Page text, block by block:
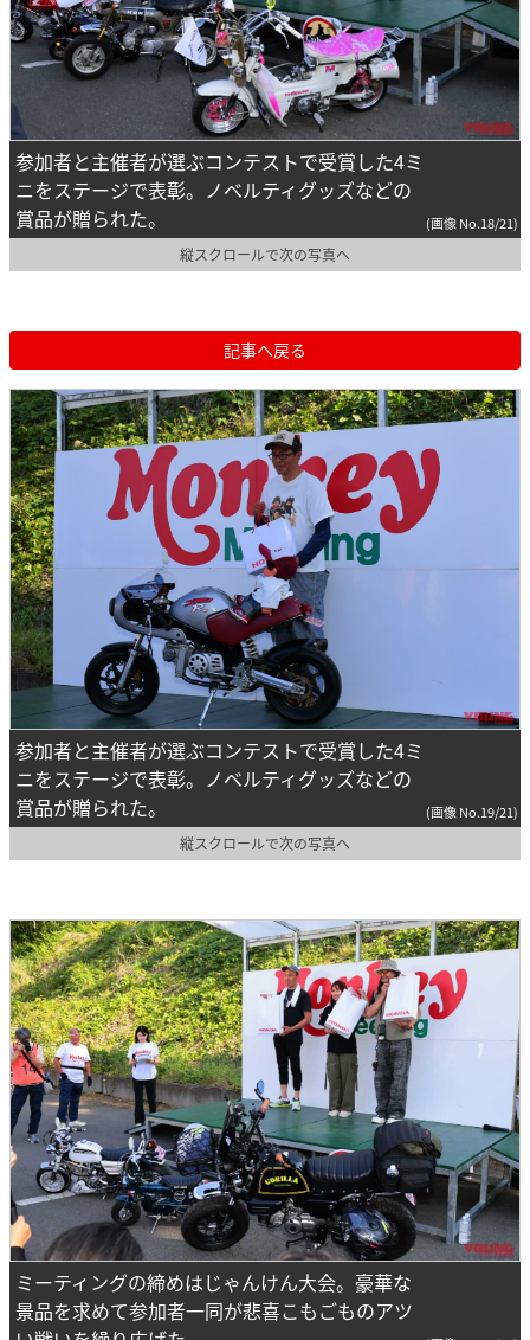
参加者と主催者が選ぶコンテストで受賞した4ミ
ニをステージで表彰。ノベルティグッズなどの
賞品が贈られた。
(画像 No.18/21)
縦スクロールで次の写真へ
記事へ戻る
参加者と主催者が選ぶコンテストで受賞した4ミ
ニをステージで表彰。ノベルティグッズなどの
賞品が贈られた。
(画像 No.19/21)
縦スクロールで次の写真へ
ミーティングの締めはじゃんけん大会。豪華な
景品を求めて参加者一同が悲喜こもごものアツ